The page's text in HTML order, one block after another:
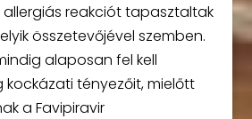
allergiás reakciót tapasztaltak
összetevőjével szemben.
alaposan fel kell
kockázati tényezőit, mielőtt
a Favipiravir